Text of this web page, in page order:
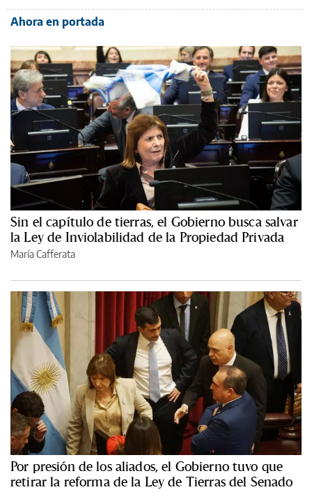
Ahora en portada
Sin el capítulo de tierras, el Gobierno busca salvar
la Ley de Inviolabilidad de la Propiedad Privada
María Cafferata
Por presión de los aliados, el Gobierno tuvo que
retirar la reforma de la Ley de Tierras del Senado